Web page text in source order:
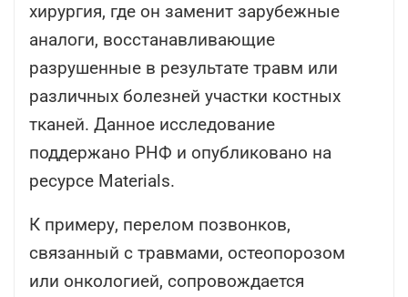
хирургия, где он заменит зарубежные
аналоги, восстанавливающие
разрушенные в результате травм или
различных болезней участки костных
тканей. Данное исследование
поддержано РНФ и опубликовано на
ресурсе Materials.
К примеру, перелом позвонков,
связанный с травмами, остеопорозом
или онкологией, сопровождается